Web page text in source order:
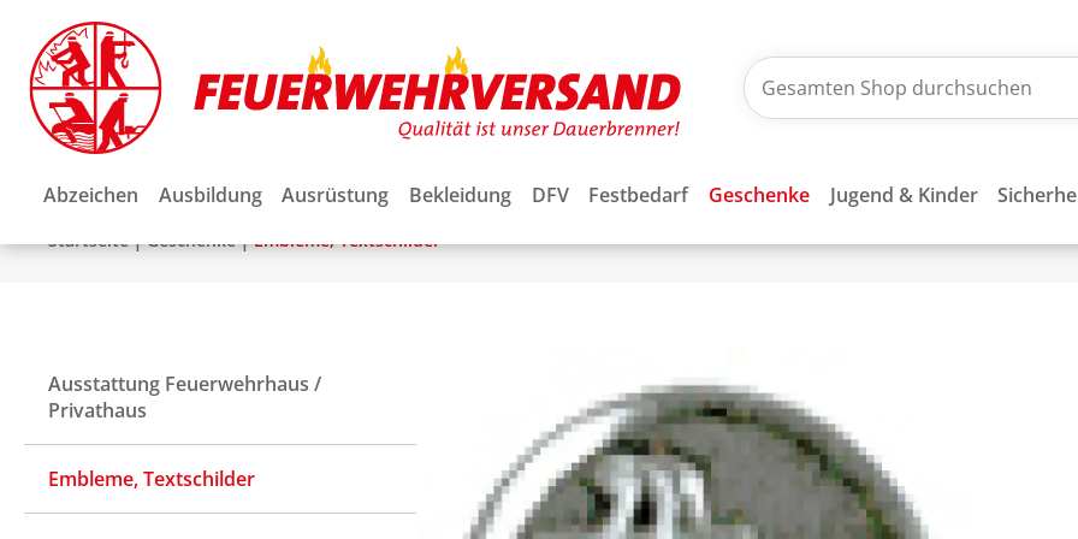
Abzeichen Ausbildung Ausrüstung Bekleidung DFV Festbedarf Geschenke Jugend & Kinder
Startseite|Geschenke|Embleme, Textschilder
Ausstattung Feuerwehrhaus /
Privathaus
Embleme, Textschilder